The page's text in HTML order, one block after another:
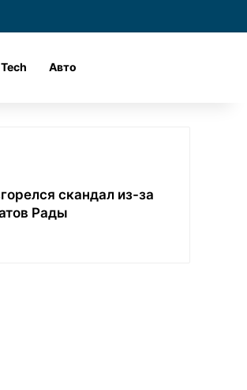
Авто
скандал из-за
Рады